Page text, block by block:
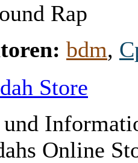
Rap
bdm,
Store
und
Online